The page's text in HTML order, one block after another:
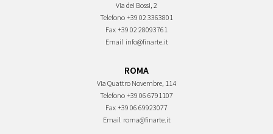
Via dei Bossi, 2
Telefono +39 02 3363801
Fax +39 02 28093761
Email info@finarte.it
ROMA
Via Quattro Novembre, 114
Telefono +39 06 6791107
Fax +39 06 69923077
Email roma@finarte.it